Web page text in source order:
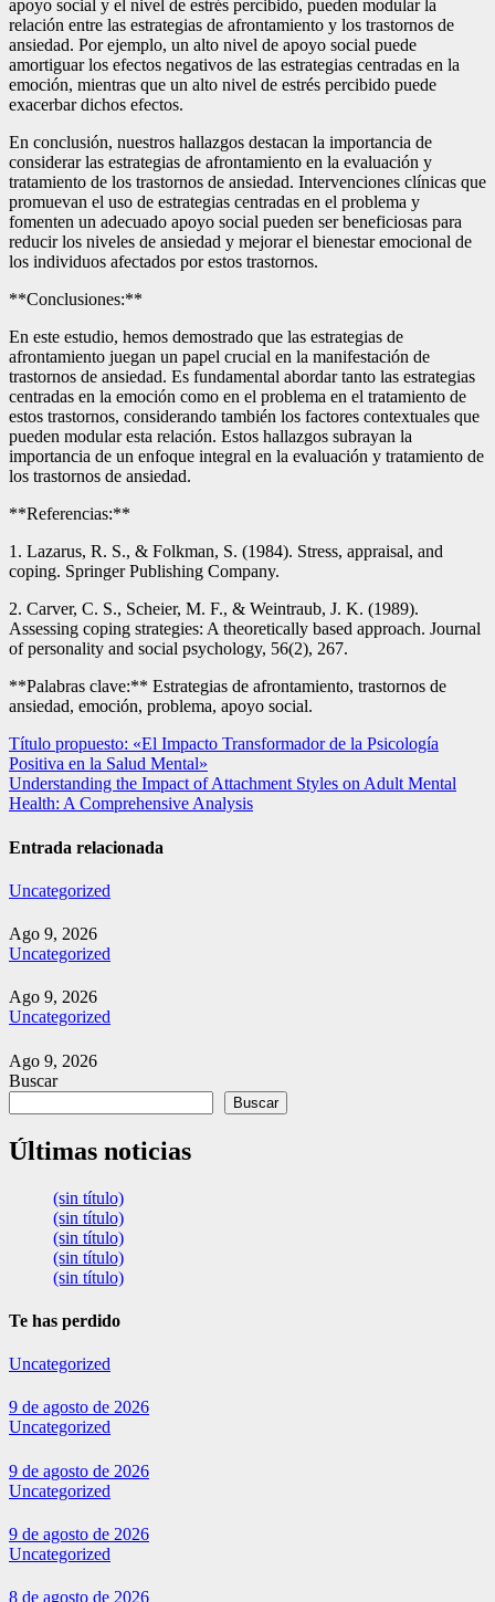
apoyo social y el nivel de estrés percibido, pueden modular la
relación entre las estrategias de afrontamiento y los trastornos de
ansiedad. Por ejemplo, un alto nivel de apoyo social puede
amortiguar los efectos negativos de las estrategias centradas en la
emoción, mientras que un alto nivel de estrés percibido puede
exacerbar dichos efectos.
En conclusión, nuestros hallazgos destacan la importancia de
considerar las estrategias de afrontamiento en la evaluación y
tratamiento de los trastornos de ansiedad. Intervenciones clínicas que
promuevan el uso de estrategias centradas en el problema y
fomenten un adecuado apoyo social pueden ser beneficiosas para
reducir los niveles de ansiedad y mejorar el bienestar emocional de
los individuos afectados por estos trastornos.
**Conclusiones:**
En este estudio, hemos demostrado que las estrategias de
afrontamiento juegan un papel crucial en la manifestación de
trastornos de ansiedad. Es fundamental abordar tanto las estrategias
centradas en la emoción como en el problema en el tratamiento de
estos trastornos, considerando también los factores contextuales que
pueden modular esta relación. Estos hallazgos subrayan la
importancia de un enfoque integral en la evaluación y tratamiento de
los trastornos de ansiedad.
**Referencias:**
1. Lazarus, R. S., & Folkman, S. (1984). Stress, appraisal, and
coping. Springer Publishing Company.
2. Carver, C. S., Scheier, M. F., & Weintraub, J. K. (1989).
Assessing coping strategies: A theoretically based approach. Journal
of personality and social psychology, 56(2), 267.
**Palabras clave:** Estrategias de afrontamiento, trastornos de
ansiedad, emoción, problema, apoyo social.
Navegación
de
entradas
Título propuesto: «El Impacto Transformador de la Psicología
Positiva en la Salud Mental»
Understanding the Impact of Attachment Styles on Adult Mental
Health: A Comprehensive Analysis
Entrada relacionada
Uncategorized
Ago 9, 2026
Uncategorized
Ago 9, 2026
Uncategorized
Ago 9, 2026
Buscar
Buscar
Últimas noticias
(sin título)
(sin título)
(sin título)
(sin título)
(sin título)
Te has perdido
Uncategorized
9 de agosto de 2026
Uncategorized
9 de agosto de 2026
Uncategorized
9 de agosto de 2026
Uncategorized
8 de agosto de 2026